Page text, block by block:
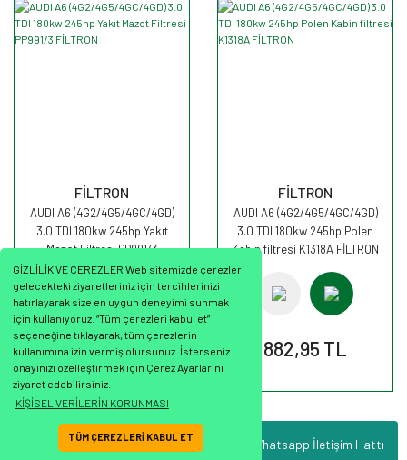
GİZLİLİK VE ÇEREZLER Web sitemizde çerezleri
gelecekteki ziyaretleriniz için tercihlerinizi
hatırlayarak size en uygun deneyimi sunmak
için kullanıyoruz. “Tüm çerezleri kabul et”
seçeneğine tıklayarak, tüm çerezlerin
kullanımına izin vermiş olursunuz. İsterseniz
onayınızı özelleştirmek için Çerez Ayarlarını
ziyaret edebilirsiniz.
KİŞİSEL VERİLERİN KORUNMASI
TÜM ÇEREZLERİ KABUL ET Whatsapp İletişim Hattı
FİLTRON
AUDI A6 (4G2/4G5/4GC/4GD)
3.0 TDI 180kw 245hp Yakıt
Mazot Filtresi PP991/3
FİLTRON
1.080,37 TL
FİLTRON
AUDI A6 (4G2/4G5/4GC/4GD)
3.0 TDI 180kw 245hp Polen
Kabin filtresi K1318A FİLTRON
882,95 TL